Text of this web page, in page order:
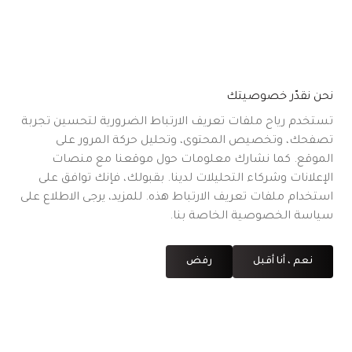
نحن نقدّر خصوصيتك
تستخدم رياح ملفات تعريف الارتباط الضرورية لتحسين تجربة
تصفحك، وتخصيص المحتوى، وتحليل حركة المرور على
الموقع. كما نشارك معلومات حول موقعنا مع منصات
الإعلانات وشركاء التحليلات لدينا. بقبولك، فإنك توافق على
استخدام ملفات تعريف الارتباط هذه. للمزيد، يرجى الاطلاع على
سياسة الخصوصية الخاصة بنا.
نعم ، أنا أقبل رفض